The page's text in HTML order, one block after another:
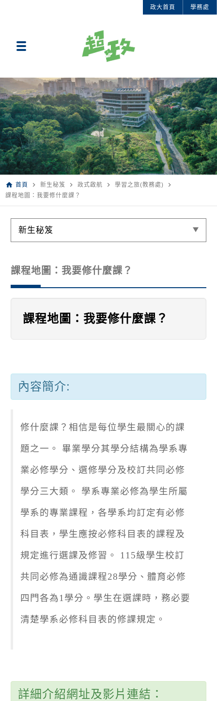
政大首頁 學務處
home 首頁 navigate_next 新生秘笈 navigate_next 政式啟航 navigate_next 學習之旅(教務處) navigate_next
課程地圖：我要修什麼課？
新生秘笈
課程地圖：我要修什麼課？
課程地圖：我要修什麼課？
內容簡介:
修什麼課？相信是每位學生最關心的課
題之一。 畢業學分其學分結構為學系專
業必修學分、選修學分及校訂共同必修
學分三大類。 學系專業必修為學生所屬
學系的專業課程，各學系均訂定有必修
科目表，學生應按必修科目表的課程及
規定進行選課及修習。 115級學生校訂
共同必修為通識課程28學分、體育必修
四門各為1學分。學生在選課時，務必要
清楚學系必修科目表的修課規定。
詳細介紹網址及影片連結：